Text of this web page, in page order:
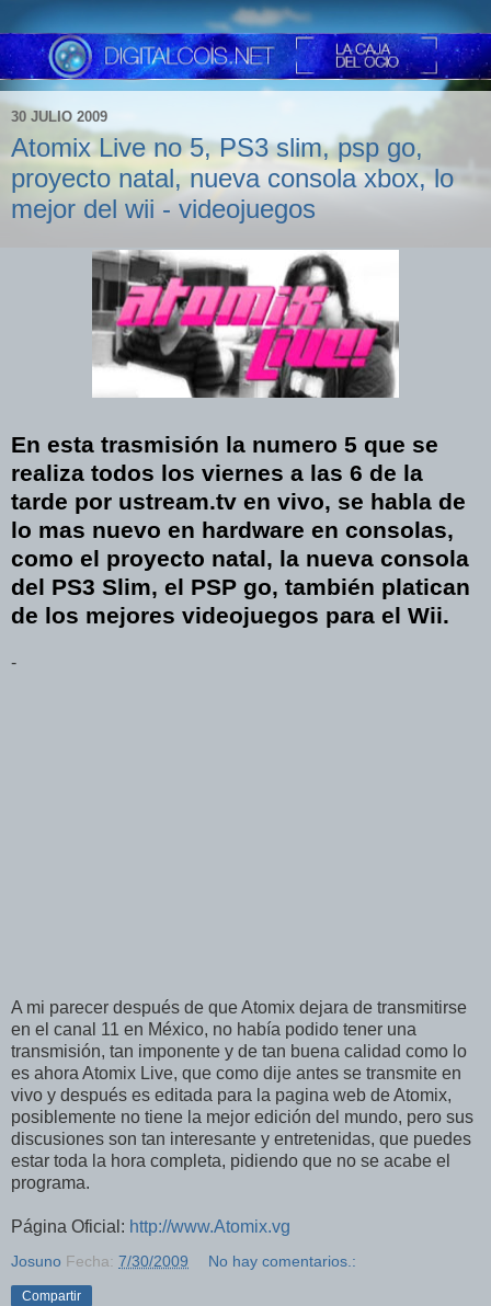
30 JULIO 2009
Atomix Live no 5, PS3 slim, psp go,
proyecto natal, nueva consola xbox, lo
mejor del wii - videojuegos
En esta trasmisión la numero 5 que se
realiza todos los viernes a las 6 de la
tarde por ustream.tv en vivo, se habla de
lo mas nuevo en hardware en consolas,
como el proyecto natal, la nueva consola
del PS3 Slim, el PSP go, también platican
de los mejores videojuegos para el Wii.
-
A mi parecer después de que Atomix dejara de transmitirse
en el canal 11 en México, no había podido tener una
transmisión, tan imponente y de tan buena calidad como lo
es ahora Atomix Live, que como dije antes se transmite en
vivo y después es editada para la pagina web de Atomix,
posiblemente no tiene la mejor edición del mundo, pero sus
discusiones son tan interesante y entretenidas, que puedes
estar toda la hora completa, pidiendo que no se acabe el
programa.
Página Oficial: http://www.Atomix.vg
Josuno Fecha: 7/30/2009 No hay comentarios.:
Compartir